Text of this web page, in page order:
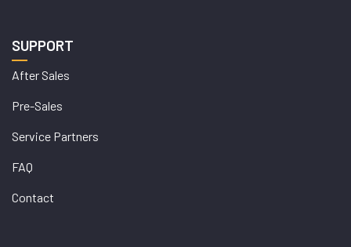
SUPPORT
After Sales
Pre-Sales
Service Partners
FAQ
Contact